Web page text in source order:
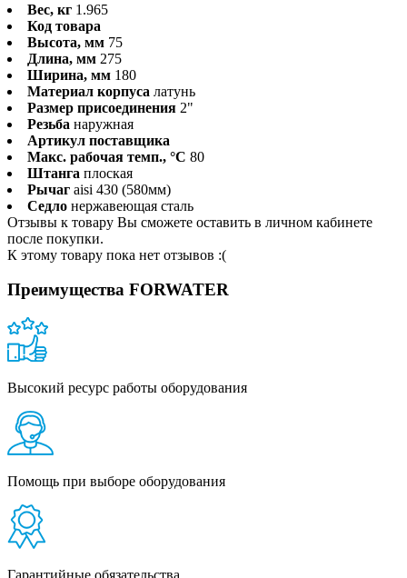
Вес, кг 1.965
Код товара
Высота, мм 75
Длина, мм 275
Ширина, мм 180
Материал корпуса латунь
Размер присоединения 2"
Резьба наружная
Артикул поставщика
Макс. рабочая темп., °С 80
Штанга плоская
Рычаг aisi 430 (580мм)
Седло нержавеющая сталь
Отзывы к товару Вы сможете оставить в личном кабинете
после покупки.
К этому товару пока нет отзывов :(
Преимущества FORWATER
Высокий ресурс работы оборудования
Помощь при выборе оборудования
Гарантийные обязательства